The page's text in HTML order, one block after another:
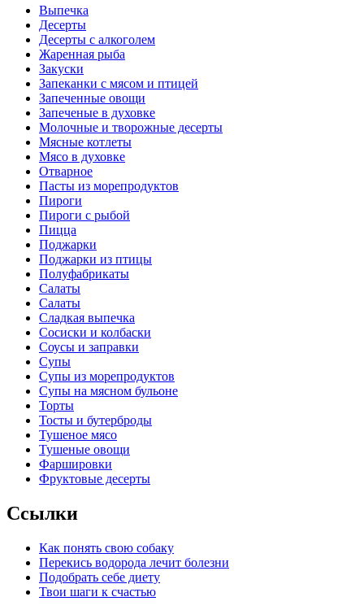
Выпечка
Десерты
Десерты с алкоголем
Жаренная рыба
Закуски
Запеканки с мясом и птицей
Запеченные овощи
Запеченые в духовке
Молочные и творожные десерты
Мясные котлеты
Мясо в духовке
Отварное
Пасты из морепродуктов
Пироги
Пироги с рыбой
Пицца
Поджарки
Поджарки из птицы
Полуфабрикаты
Салаты
Салаты
Сладкая выпечка
Сосиски и колбаски
Соусы и заправки
Супы
Супы из морепродуктов
Супы на мясном бульоне
Торты
Тосты и бутерброды
Тушеное мясо
Тушеные овощи
Фаршировки
Фруктовые десерты
Ссылки
Как понять свою собаку
Перекись водорода лечит болезни
Подобрать себе диету
Твои шаги к счастью